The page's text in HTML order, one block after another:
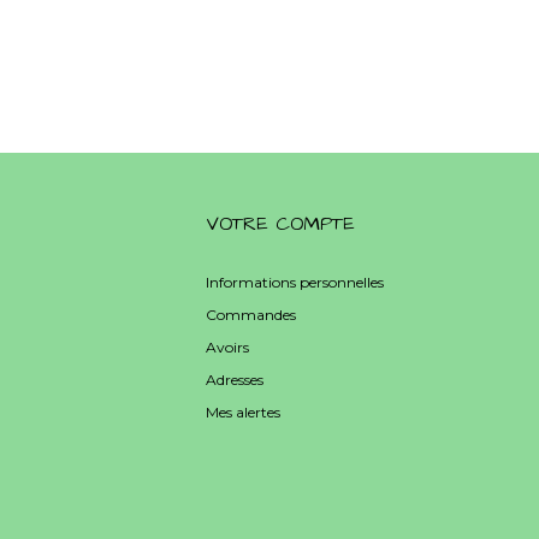
VOTRE COMPTE
Informations personnelles
Commandes
Avoirs
Adresses
Mes alertes